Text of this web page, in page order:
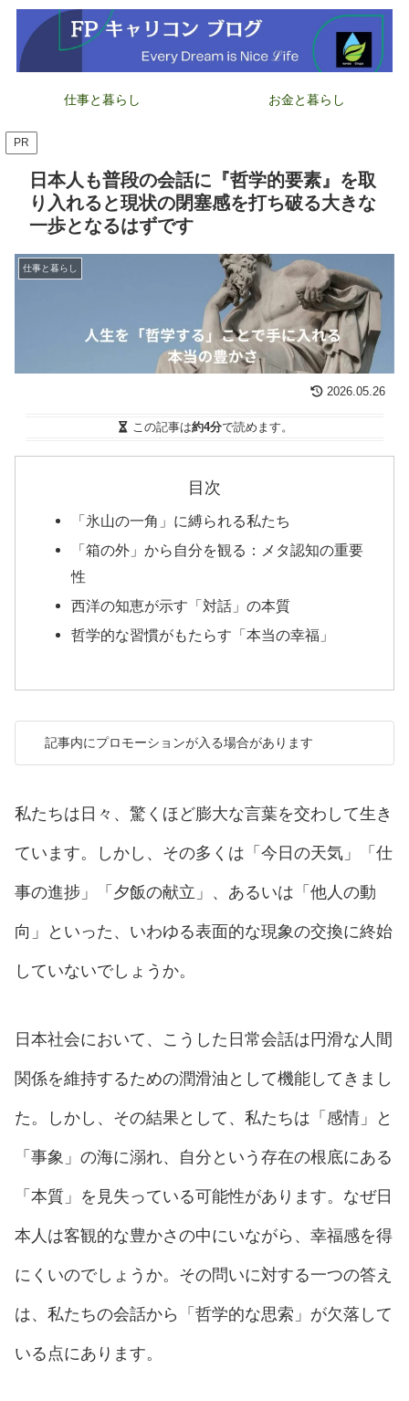
仕事と暮らし お金と暮らし
PR
日本人も普段の会話に『哲学的要素』を取
り入れると現状の閉塞感を打ち破る大きな
一歩となるはずです
仕事と暮らし
2026.05.26
この記事は約4分で読めます。
目次
「氷山の一角」に縛られる私たち
「箱の外」から自分を観る：メタ認知の重要
性
西洋の知恵が示す「対話」の本質
哲学的な習慣がもたらす「本当の幸福」
記事内にプロモーションが入る場合があります
私たちは日々、驚くほど膨大な言葉を交わして生き
ています。しかし、その多くは「今日の天気」「仕
事の進捗」「夕飯の献立」、あるいは「他人の動
向」といった、いわゆる表面的な現象の交換に終始
していないでしょうか。
日本社会において、こうした日常会話は円滑な人間
関係を維持するための潤滑油として機能してきまし
た。しかし、その結果として、私たちは「感情」と
「事象」の海に溺れ、自分という存在の根底にある
「本質」を見失っている可能性があります。なぜ日
本人は客観的な豊かさの中にいながら、幸福感を得
にくいのでしょうか。その問いに対する一つの答え
は、私たちの会話から「哲学的な思索」が欠落して
いる点にあります。